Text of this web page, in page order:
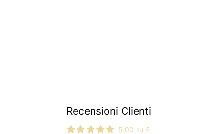
Recensioni Clienti
5.00 su 5